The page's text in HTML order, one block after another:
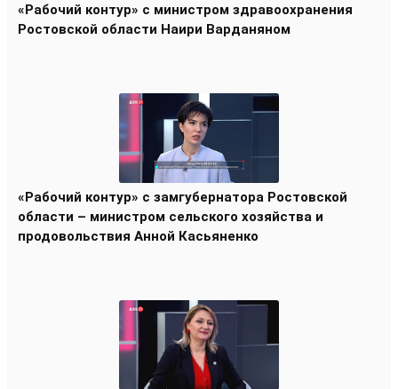
«Рабочий контур» с министром здравоохранения
Ростовской области Наири Варданяном
«Рабочий контур» с замгубернатора Ростовской
области – министром сельского хозяйства и
продовольствия Анной Касьяненко